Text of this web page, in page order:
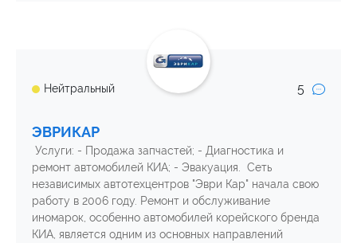
Нейтральный 5
ЭВРИКАР
Услуги: - Продажа запчастей; - Диагностика и
ремонт автомобилей КИА; - Эвакуация. Сеть
независимых автотехцентров "Эври Кар" начала свою
работу в 2006 году. Ремонт и обслуживание
иномарок, особенно автомобилей корейского бренда
КИА, является одним из основных направлений